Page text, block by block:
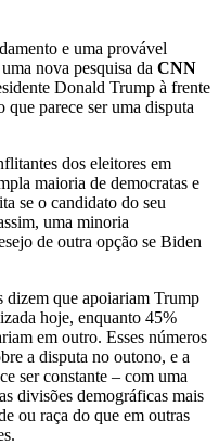
e uma provável
nova pesquisa da CNN
Donald Trump à frente
parece ser uma disputa
dos eleitores em
maioria de democratas e
se o candidato do seu
uma minoria
de outra opção se Biden
dizem que apoiariam Trump
hoje, enquanto 45%
em outro. Esses números
a disputa no outono, e a
ser constante – com uma
divisões demográficas mais
ou raça do que em outras